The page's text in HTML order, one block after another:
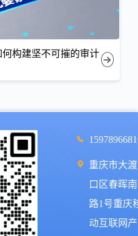
构建坚不可摧的审计
重庆市大渡
口区春晖南
路1号重庆
动互联网产